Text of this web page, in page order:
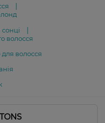
волосся
волосся